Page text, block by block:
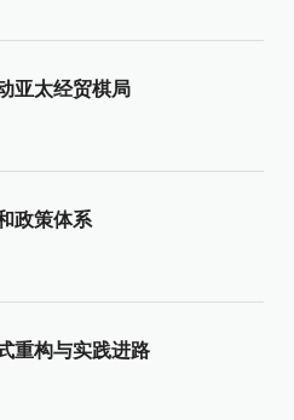
亚太经贸棋局
政策体系
重构与实践进路